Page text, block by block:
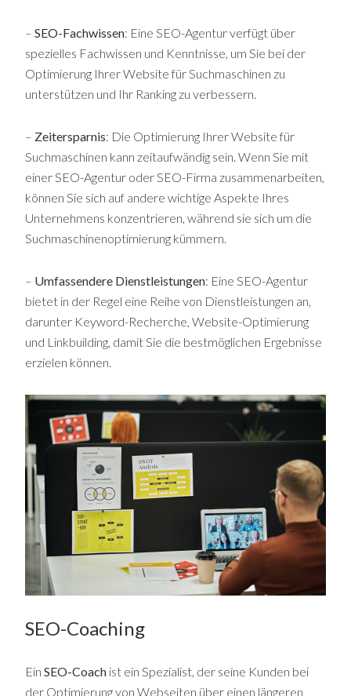
–SEO-Fachwissen: Eine SEO-Agentur verfügt über
spezielles Fachwissen und Kenntnisse, um Sie bei der
Optimierung Ihrer Website für Suchmaschinen zu
unterstützen und Ihr Ranking zu verbessern.
– Zeitersparnis: Die Optimierung Ihrer Website für
Suchmaschinen kann zeitaufwändig sein. Wenn Sie mit
einer SEO-Agentur oder SEO-Firma zusammenarbeiten,
können Sie sich auf andere wichtige Aspekte Ihres
Unternehmens konzentrieren, während sie sich um die
Suchmaschinenoptimierung kümmern.
– Umfassendere Dienstleistungen: Eine SEO-Agentur
bietet in der Regel eine Reihe von Dienstleistungen an,
darunter Keyword-Recherche, Website-Optimierung
und Linkbuilding, damit Sie die bestmöglichen Ergebnisse
erzielen können.
SEO-Coaching
Ein SEO-Coach ist ein Spezialist, der seine Kunden bei
der Optimierung von Webseiten über einen längeren